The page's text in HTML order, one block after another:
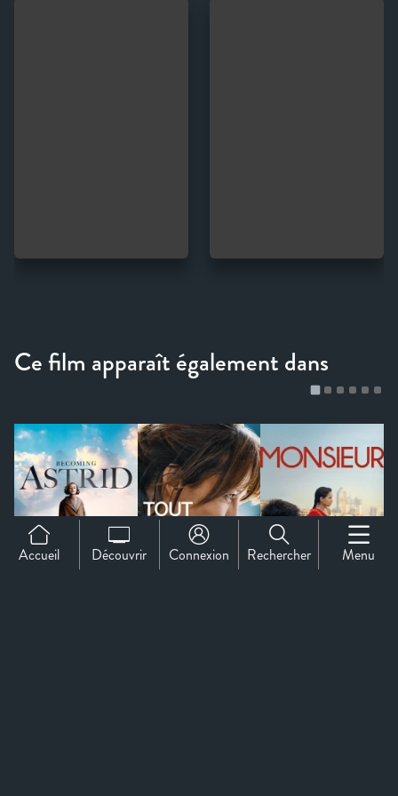
Accueil Découvrir Connexion Rechercher Menu